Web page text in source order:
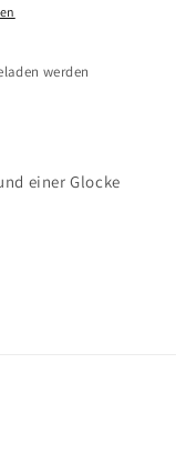
werden
einer Glocke